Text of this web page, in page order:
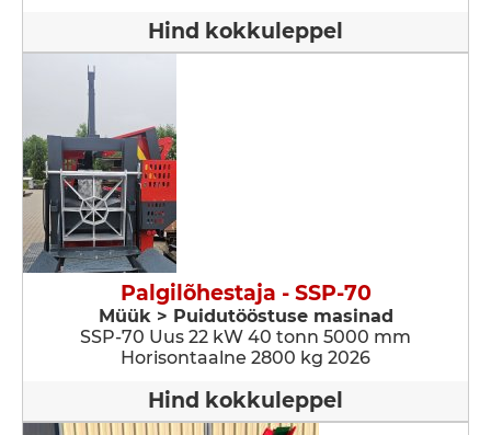
Hind kokkuleppel
Palgilõhestaja - SSP-70
Müük > Puidutööstuse masinad
SSP-70 Uus 22 kW 40 tonn 5000 mm
Horisontaalne 2800 kg 2026
Hind kokkuleppel